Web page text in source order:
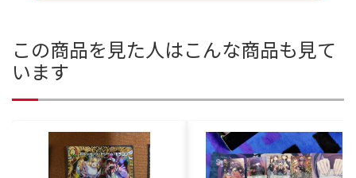
この商品を見た人はこんな商品も見て
います